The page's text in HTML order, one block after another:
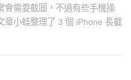
會需要截圖，不過有些手機操
章小蛙整理了 3 個 iPhone 長截